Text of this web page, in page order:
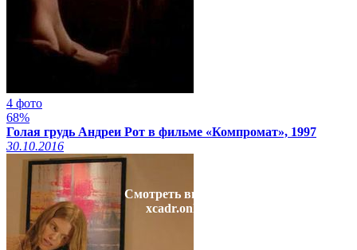
Смотреть видео на
xcadr.online
4 фото
68%
Голая грудь Андреи Рот в фильме «Компромат», 1997
30.10.2016